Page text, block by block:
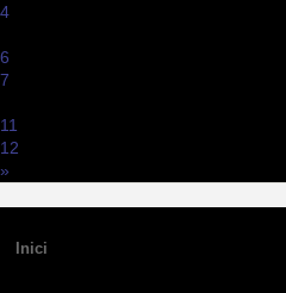
4
6
7
11
12
»
Inici